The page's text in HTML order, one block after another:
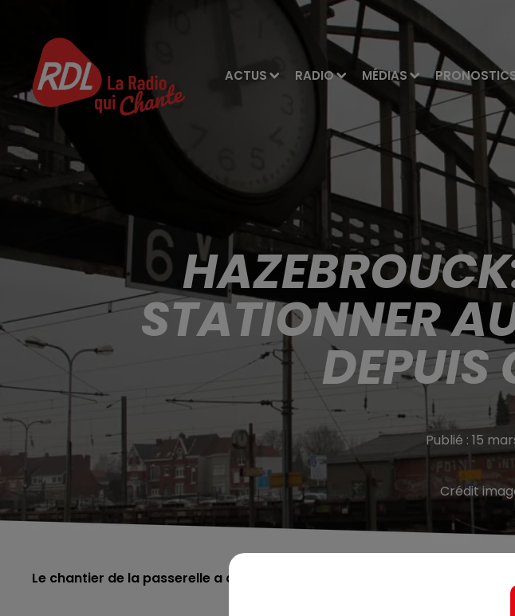
ACTUS RADIO MÉDIAS
STATIONNER
Publié : 15
Crédit
Le chantier de la passerelle a démarré!